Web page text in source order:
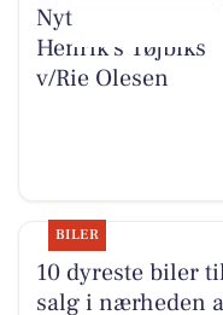
Nyt fra Rie &
Henrik's Tøjbiks
v/Rie Olesen
BILER
10 dyreste biler
salg i nærheden